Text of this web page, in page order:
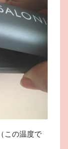
この温度で